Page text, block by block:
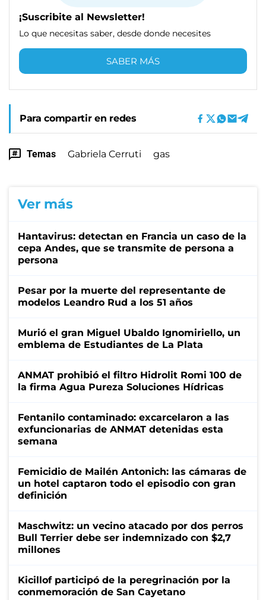
¡Suscribite al Newsletter!
Lo que necesitas saber, desde donde necesites
SABER MÁS
Para compartir en redes
Temas Gabriela Cerruti gas
Ver más
Hantavirus: detectan en Francia un caso de la
cepa Andes, que se transmite de persona a
persona
Pesar por la muerte del representante de
modelos Leandro Rud a los 51 años
Murió el gran Miguel Ubaldo Ignomiriello, un
emblema de Estudiantes de La Plata
ANMAT prohibió el filtro Hidrolit Romi 100 de
la firma Agua Pureza Soluciones Hídricas
Fentanilo contaminado: excarcelaron a las
exfuncionarias de ANMAT detenidas esta
semana
Femicidio de Mailén Antonich: las cámaras de
un hotel captaron todo el episodio con gran
definición
Maschwitz: un vecino atacado por dos perros
Bull Terrier debe ser indemnizado con $2,7
millones
Kicillof participó de la peregrinación por la
conmemoración de San Cayetano